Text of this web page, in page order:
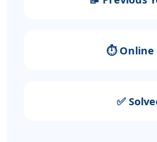
⏱️ Online
✅